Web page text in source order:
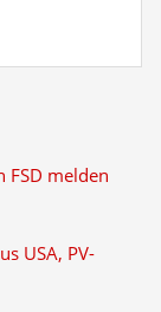
FSD melden
USA, PV-